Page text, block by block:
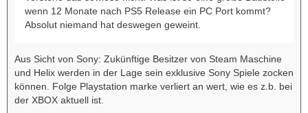
wenn 12 Monate nach PS5 Release ein PC Port kommt?
Absolut niemand hat deswegen geweint.
Aus Sicht von Sony: Zukünftige Besitzer von Steam Maschine
und Helix werden in der Lage sein exklusive Sony Spiele zocken
können. Folge Playstation marke verliert an wert, wie es z.b. bei
der XBOX aktuell ist.